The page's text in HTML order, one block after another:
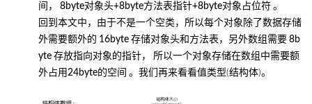
间，
8byte对象头+8byte方法表指针+8byte对象占位符 。
回到本文中，由于不是一个空类，所以每个对象除了数据存储
外需要额外的 16byte 存储对象头和方法表，另外数组需要 8b
yte 存放指向对象的指针，
所以一个对象存储在数组中需要额
外占用24byte的空间 。我们再来看看值类型(结构体)。